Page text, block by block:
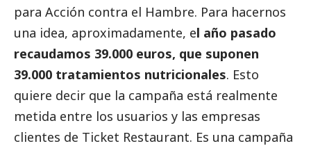
para Acción contra el Hambre. Para hacernos
una idea, aproximadamente, el año pasado
recaudamos 39.000 euros, que suponen
39.000 tratamientos nutricionales. Esto
quiere decir que la campaña está realmente
metida entre los usuarios y las empresas
clientes de Ticket Restaurant. Es una campaña